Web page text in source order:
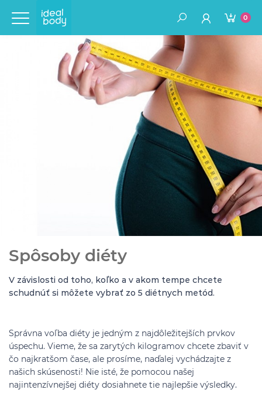
0
Spôsoby diéty
V závislosti od toho, koľko a v akom tempe chcete
schudnúť si môžete vybrať zo 5 diétnych metód.
Správna voľba diéty je jedným z najdôležitejších prvkov
úspechu. Vieme, že sa zarytých kilogramov chcete zbaviť v
čo najkratšom čase, ale prosíme, naďalej vychádzajte z
našich skúsenosti! Nie isté, že pomocou našej
najintenzívnejšej diéty dosiahnete tie najlepšie výsledky.